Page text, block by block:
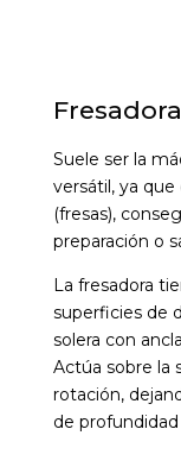
Fresadora
Suele ser la
versátil, ya
(fresas),
preparación o
La fresadora
superficies de
solera con
Actúa sobre la
rotación,
de